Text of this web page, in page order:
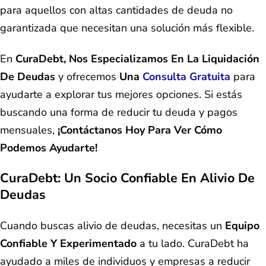
para aquellos con altas cantidades de deuda no
garantizada que necesitan una solución más flexible.
En CuraDebt, Nos Especializamos En La Liquidación
De Deudas y ofrecemos Una Consulta Gratuita para
ayudarte a explorar tus mejores opciones. Si estás
buscando una forma de reducir tu deuda y pagos
mensuales, ¡contáctanos Hoy Para Ver Cómo
Podemos Ayudarte!
CuraDebt: Un Socio Confiable En Alivio De
Deudas
Cuando buscas alivio de deudas, necesitas un Equipo
Confiable Y Experimentado a tu lado. CuraDebt ha
ayudado a miles de individuos y empresas a reducir